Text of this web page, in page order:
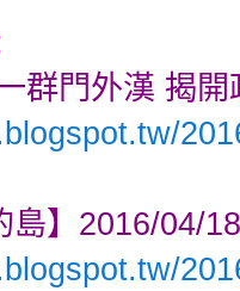
群門外漢 揭
島】2016/04/